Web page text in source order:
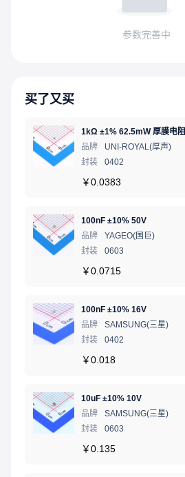
参数完善中
买了又买
1kΩ ±1% 62.5mW 厚膜电阻
品牌
UNI-ROYAL(厚声)
封装
0402
￥0.0383
100nF ±10% 50V
品牌
YAGEO(国巨)
封装
0603
￥0.0715
100nF ±10% 16V
品牌
SAMSUNG(三星)
封装
0402
￥0.018
10uF ±10% 10V
品牌
SAMSUNG(三星)
封装
0603
￥0.135